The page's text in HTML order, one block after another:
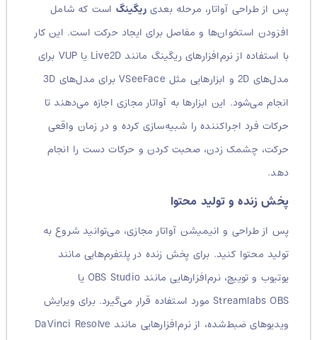
پس از طراحی آواتار، مرحله بعدیریگینگاست که شامل
افزودن استخوان‌ها و مفاصل برای ایجاد حرکت است. این کار
با استفاده از نرم‌افزارهای ریگینگ مانند Live2D یا VUP برای
مدل‌های 2D و ابزارهایی مثل VSeeFace برای مدل‌های 3D
انجام می‌شود. این ابزارها به آواتار مجازی اجازه می‌دهند تا
حرکات فرد اجراکننده را شبیه‌سازی کرده و در زمان واقعی
حرکت، چشمک زدن، صحبت کردن و حرکات دست را انجام
پخش زنده و تولید محتوا
پس از طراحی و انیمیشن آواتار مجازی، می‌توانید شروع به
تولید محتوا کنید. برای پخش زنده در پلتفرم‌هایی مانند
یوتیوب و توییچ، نرم‌افزارهایی مانند OBS Studio یا
Streamlabs OBS مورد استفاده قرار می‌گیرد.
برای ویرایش
ویدیوهای ضبط‌شده، از نرم‌افزارهایی مانند DaVinci Resolve